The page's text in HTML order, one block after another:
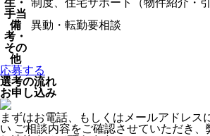
生・
手当
制度、住宅サポート（物件紹介・引
備
考・
その
他
異動・転勤要相談
応募する
選考の流れ
お申し込み
まずはお電話、もしくはメールアドレス
い ご相談内容をご確認させていただき、